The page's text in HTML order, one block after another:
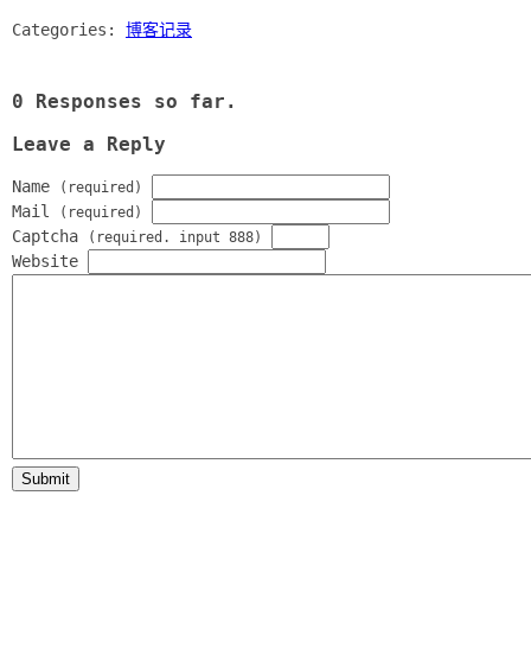
Categories: 博客记录
0 Responses so far.
Leave a Reply
Name (required)
Mail (required)
Captcha (required. input 888)
Website